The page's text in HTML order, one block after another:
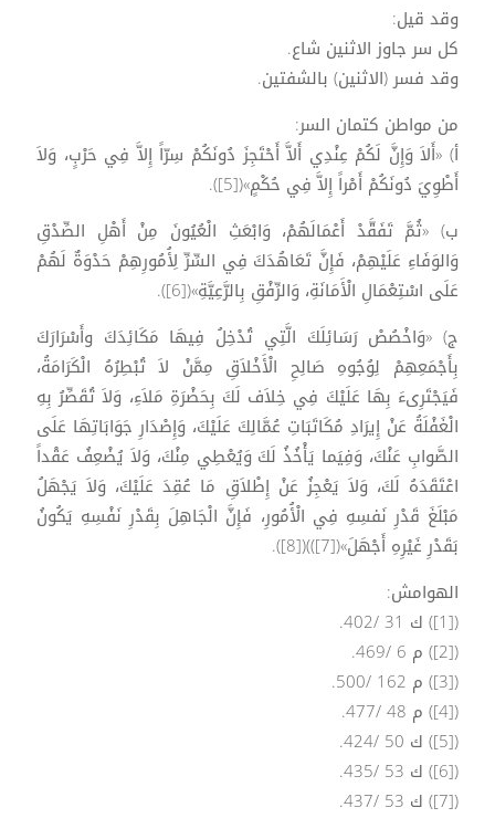
وقد قيل:
كل سر جاوز الاثنين شاع.
وقد فسر (الاثنين) بالشفتين.
من مواطن كتمان السر:
أ) «أَلاَ وَإِنَّ لَكُمْ عِنْدِي أَلاَّ أَحْتَجِزَ دُونَكُمْ سِرّاً إِلاَّ فِي حَرْبٍ، وَلاَ
أَطْوِيَ دُونَكُمْ أَمْراً إِلاَّ فِي حُكْمٍ»([5]).
ب) «ثُمَّ تَفَقَّدْ أَعْمَالَهُمْ، وَابْعَثِ الْعُيُونَ مِنْ أَهْلِ الصِّدْقِ
وَالوَفَاءِ عَلَيْهِمْ، فَإِنَّ تَعَاهُدَكَ فِي السِّرِّ لِأُمُورِهِمْ حَدْوَةٌ لَهُمْ
عَلَى اسْتِعْمَالِ الْأَمَانَةِ، وَالرِّفْقِ بِالرَّعِيَّةِ»([6]).
ج) «وَاخْصُصْ رَسَائِلَكَ الَّتِي تُدْخِلُ فِيهَا مَكَائِدَكَ وأَسْرَارَكَ
بِأَجْمَعِهِمْ لِوُجُوهِ صَالِحِ الْأَخْلاَقِ مِمَّنْ لاَ تُبْطِرُهُ الْكَرَامَةُ،
فَيَجْتَرِىءَ بِهَا عَلَيْكَ فِي خِلاَف لَكَ بِحَضْرَةِ مَلاَءِ، وَلاَ تُقَصِّرُ بِهِ
الْغَفْلَةُ عَنْ إِيرَادِ مُكَاتَبَاتِ عُمَّالِكَ عَلَيْكَ، وَإِصْدَارِ جَوَابَاتِهَا عَلَى
الصَّوابِ عَنْكَ، وَفِيَما يَأْخُذُ لَكَ وَيُعْطِي مِنْكَ، وَلاَ يُضْعِفُ عَقْداً
اعْتَقَدَهُ لَكَ، وَلاَ يَعْجِزُ عَنْ إِطْلاَقِ مَا عُقِدَ عَلَيْكَ، وَلاَ يَجْهَلُ
مَبْلَغَ قَدْرِ نَفسِهِ فِي الْأُمُورِ، فَإِنَّ الْجَاهِلَ بِقَدْرِ نَفْسِهِ يَكُونُ
بَقَدْرِ غَيْرِهِ أَجْهَلَ»([7]))([8]).
الهوامش:
([1]) ك 31 /402.
([2]) م 6 /469.
([3]) م 162 /500.
([4]) م 48 /477.
([5]) ك 50 /424.
([6]) ك 53 /435.
([7]) ك 53 /437.